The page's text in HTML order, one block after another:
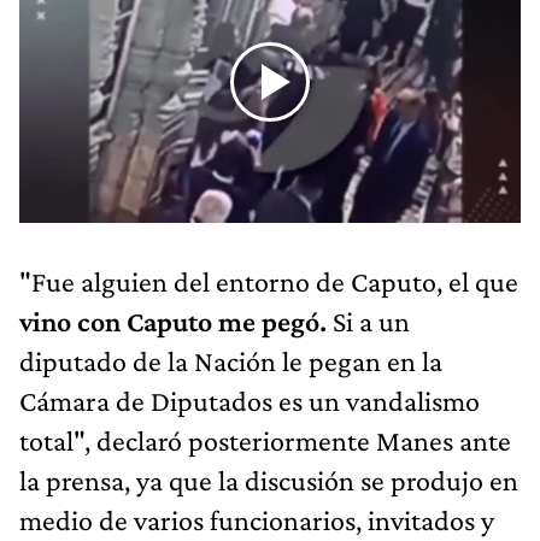
"Fue alguien del entorno de Caputo, el que
vino con Caputo me pegó. Si a un
diputado de la Nación le pegan en la
Cámara de Diputados es un vandalismo
total", declaró posteriormente Manes ante
la prensa, ya que la discusión se produjo en
medio de varios funcionarios, invitados y